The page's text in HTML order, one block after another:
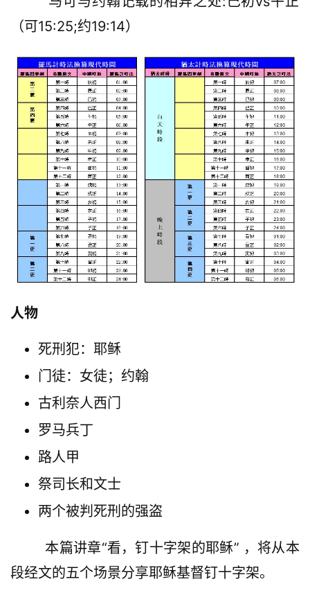
（可15:25;约19:14）
人物
死刑犯：耶稣
门徒：女徒；约翰
古利奈人西门
罗马兵丁
路人甲
祭司长和文士
两个被判死刑的强盗
段经文的五个场景分享耶稣基督钉十字架。